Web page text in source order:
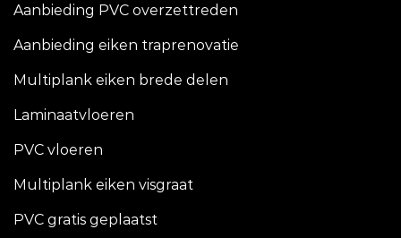
Aanbieding PVC overzettreden
Aanbieding eiken traprenovatie
Multiplank eiken brede delen
Laminaatvloeren
PVC vloeren
Multiplank eiken visgraat
PVC gratis geplaatst